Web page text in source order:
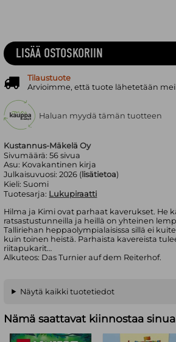
Kustannus-Mäkelä Oy
Sivumäärä:56 sivua
Asu: Kovakantinen kirja
Julkaisuvuosi:2026 ( lisätietoa)
Kieli:Suomi
Tuotesarja: Lukupiraatti
Hilma ja Kimi ovat parhaat kaverukset. He
ratsastustunneilla ja heillä on yhteinen
Talliriehan heppaolympialaisissa sillä ei
kuin toinen heistä. Parhaista kavereista
riitapukarit…
Alkuteos: Das Turnier auf dem Reiterhof.
LISÄÄ OSTOSKORIIN
Tilaustuote
Arvioimme, että tuote lähetetään
Haluan myydä tämän tuotteen
Näytä kaikki tuotetiedot
Nämä saattavat kiinnostaa